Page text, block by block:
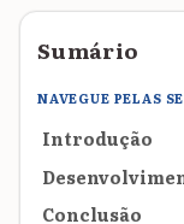
Sumário
NAVEGUE PELAS
Introdução
Conclusão